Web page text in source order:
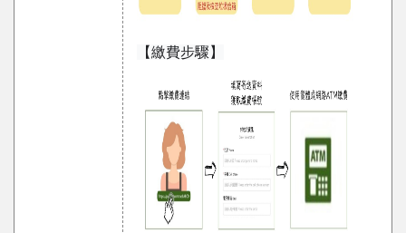
【繳費步驟】